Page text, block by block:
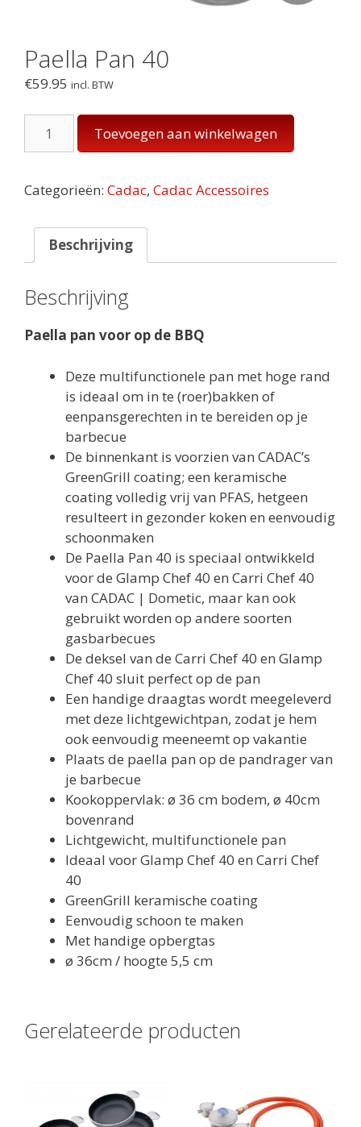
Paella Pan 40
€59.95 incl. BTW
aantal
Toevoegen aan winkelwagen
Categorieën: Cadac, Cadac Accessoires
Beschrijving
Beschrijving
Paella pan voor op de BBQ
Deze multifunctionele pan met hoge rand
is ideaal om in te (roer)bakken of
eenpansgerechten in te bereiden op je
barbecue
De binnenkant is voorzien van CADAC’s
GreenGrill coating; een keramische
coating volledig vrij van PFAS, hetgeen
resulteert in gezonder koken en eenvoudig
schoonmaken
De Paella Pan 40 is speciaal ontwikkeld
voor de Glamp Chef 40 en Carri Chef 40
van CADAC | Dometic, maar kan ook
gebruikt worden op andere soorten
gasbarbecues
De deksel van de Carri Chef 40 en Glamp
Chef 40 sluit perfect op de pan
Een handige draagtas wordt meegeleverd
met deze lichtgewichtpan, zodat je hem
ook eenvoudig meeneemt op vakantie
Plaats de paella pan op de pandrager van
je barbecue
Kookoppervlak: ø 36 cm bodem, ø 40cm
bovenrand
Lichtgewicht, multifunctionele pan
Ideaal voor Glamp Chef 40 en Carri Chef
40
GreenGrill keramische coating
Eenvoudig schoon te maken
Met handige opbergtas
ø 36cm / hoogte 5,5 cm
Gerelateerde producten